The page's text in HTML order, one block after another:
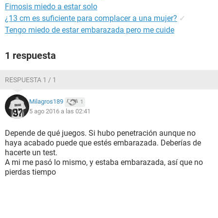
Fimosis miedo a estar solo
¿13 cm es suficiente para complacer a una mujer? ✓
Tengo miedo de estar embarazada pero me cuide
1 respuesta
RESPUESTA 1 / 1
Milagros189 1
5 ago 2016 a las 02:41
Depende de qué juegos. Si hubo penetración aunque no
haya acabado puede que estés embarazada. Deberías de
hacerte un test.
A mi me pasó lo mismo, y estaba embarazada, así que no
pierdas tiempo